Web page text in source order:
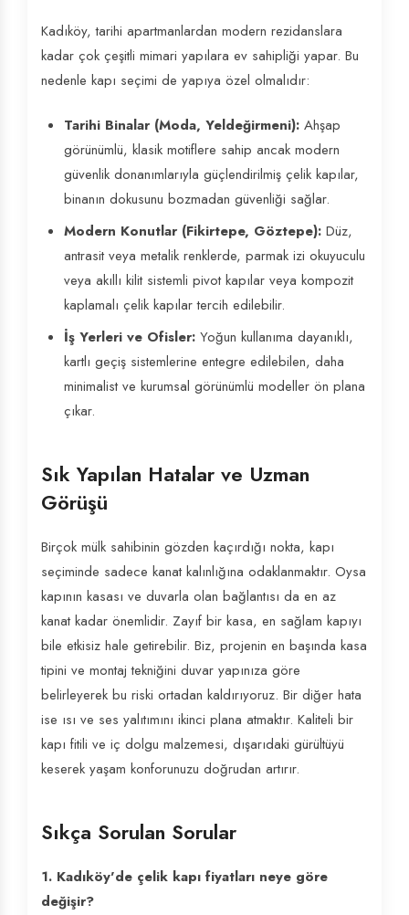
Kadıköy, tarihi apartmanlardan modern rezidanslara
kadar çok çeşitli mimari yapılara ev sahipliği yapar. Bu
nedenle kapı seçimi de yapıya özel olmalıdır:
Tarihi Binalar (Moda, Yeldeğirmeni): Ahşap
görünümlü, klasik motiflere sahip ancak modern
güvenlik donanımlarıyla güçlendirilmiş çelik kapılar,
binanın dokusunu bozmadan güvenliği sağlar.
Modern Konutlar (Fikirtepe, Göztepe): Düz,
antrasit veya metalik renklerde, parmak izi okuyuculu
veya akıllı kilit sistemli pivot kapılar veya kompozit
kaplamalı çelik kapılar tercih edilebilir.
İş Yerleri ve Ofisler: Yoğun kullanıma dayanıklı,
kartlı geçiş sistemlerine entegre edilebilen, daha
minimalist ve kurumsal görünümlü modeller ön plana
çıkar.
Sık Yapılan Hatalar ve Uzman
Görüşü
Birçok mülk sahibinin gözden kaçırdığı nokta, kapı
seçiminde sadece kanat kalınlığına odaklanmaktır. Oysa
kapının kasası ve duvarla olan bağlantısı da en az
kanat kadar önemlidir. Zayıf bir kasa, en sağlam kapıyı
bile etkisiz hale getirebilir. Biz, projenin en başında kasa
tipini ve montaj tekniğini duvar yapınıza göre
belirleyerek bu riski ortadan kaldırıyoruz. Bir diğer hata
ise ısı ve ses yalıtımını ikinci plana atmaktır. Kaliteli bir
kapı fitili ve iç dolgu malzemesi, dışarıdaki gürültüyü
keserek yaşam konforunuzu doğrudan artırır.
Sıkça Sorulan Sorular
1. Kadıköy'de çelik kapı fiyatları neye göre
değişir?